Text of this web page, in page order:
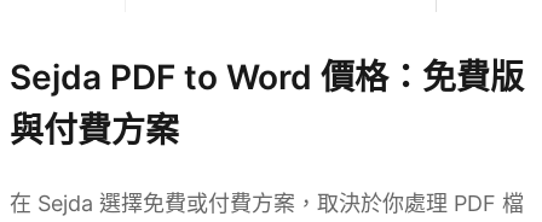
Sejda PDF to Word 價格：免費版
與付費方案
在 Sejda 選擇免費或付費方案，取決於你處理 PDF 檔